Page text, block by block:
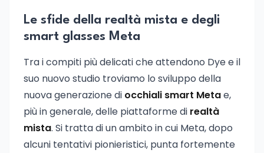
Le sfide della realtà mista e degli
smart glasses Meta
Tra i compiti più delicati che attendono Dye e il
suo nuovo studio troviamo lo sviluppo della
nuova generazione di occhiali smart Metae,
più in generale, delle piattaforme di realtà
mista. Si tratta di un ambito in cui Meta, dopo
alcuni tentativi pionieristici, punta fortemente